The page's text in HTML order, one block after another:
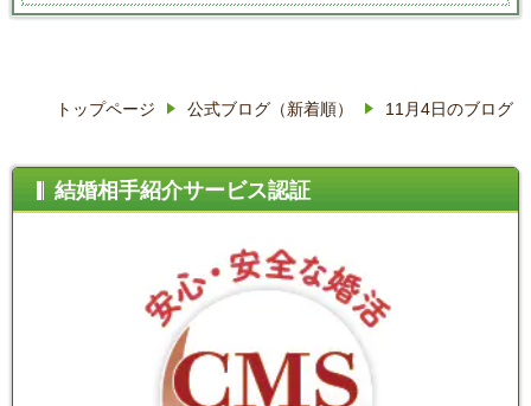
トップページ 公式ブログ（新着順） 11月4日のブログ
結婚相手紹介サービス認証